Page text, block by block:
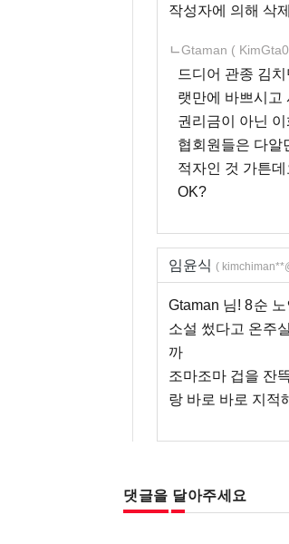
작성자에 의해 삭
ㄴGtaman (
드디어 관종 김
랫만에 바쁘시고
권리금이 아닌
협회원들은 다알
적자인 것 가튼
OK?
임윤식 (
Gtaman 님! 8순
소설 썼다고 온주
까
조마조마 겁을 잔
랑 바로 바로 지적
댓글을 달아주세요